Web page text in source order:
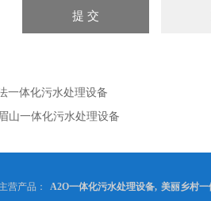
一体化污水处理设备
山一体化污水处理设备
营产品： A2O一体化污水处理设备, 美丽乡村